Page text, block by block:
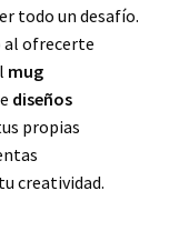
todo un desafío.
al ofrecerte
mug
diseños
propias
creatividad.